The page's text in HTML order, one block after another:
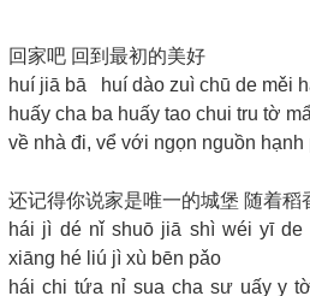
回家吧 回到最初的美好
huí jiā bā huí dào zuì chū de měi
huấy cha ba huấy tao chui tru tờ
về nhà đi, vể với ngọn nguồn hạnh
还记得你说家是唯一的城堡 随着稻
hái jì dé nǐ shuō jiā shì wéi yī
xiāng hé liú jì xù bēn pǎo
hái chi tứa nỉ sua cha sư uấy y